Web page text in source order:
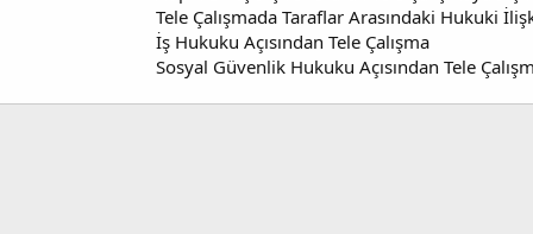
Tele Çalışmada Taraflar Arasındaki Hukuki
İş Hukuku Açısından Tele Çalışma
Sosyal Güvenlik Hukuku Açısından Tele